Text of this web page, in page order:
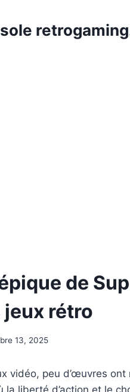
de
jeux rétro
13, 2025
vidéo, peu d’œuvres
la liberté d’action et le